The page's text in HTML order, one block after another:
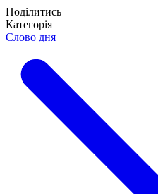
Поділитись
Категорія
Слово дня